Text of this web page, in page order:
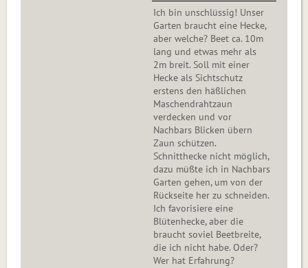
Ich bin unschlüssig! Unser
Garten braucht eine Hecke,
aber welche? Beet ca. 10m
lang und etwas mehr als
2m breit. Soll mit einer
Hecke als Sichtschutz
erstens den häßlichen
Maschendrahtzaun
verdecken und vor
Nachbars Blicken übern
Zaun schützen.
Schnitthecke nicht möglich,
dazu müßte ich in Nachbars
Garten gehen, um von der
Rückseite her zu schneiden.
Ich favorisiere eine
Blütenhecke, aber die
braucht soviel Beetbreite,
die ich nicht habe. Oder?
Wer hat Erfahrung?